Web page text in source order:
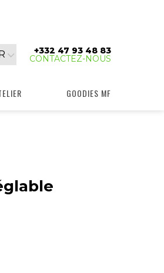
+332 47 93 48 83
CONTACTEZ-NOUS
GOODIES MF